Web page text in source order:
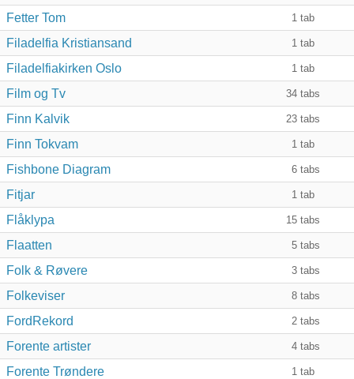
Fetter Tom 1 tab
Filadelfia Kristiansand 1 tab
Filadelfiakirken Oslo 1 tab
Film og Tv 34 tabs
Finn Kalvik 23 tabs
Finn Tokvam 1 tab
Fishbone Diagram 6 tabs
Fitjar 1 tab
Flåklypa 15 tabs
Flaatten 5 tabs
Folk & Røvere 3 tabs
Folkeviser 8 tabs
FordRekord 2 tabs
Forente artister 4 tabs
Forente Trøndere 1 tab